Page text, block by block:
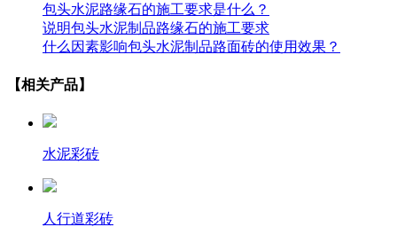
包头水泥路缘石的施工要求是什么？
说明包头水泥制品路缘石的施工要求
什么因素影响包头水泥制品路面砖的使用效果？
【相关产品】
水泥彩砖
人行道彩砖